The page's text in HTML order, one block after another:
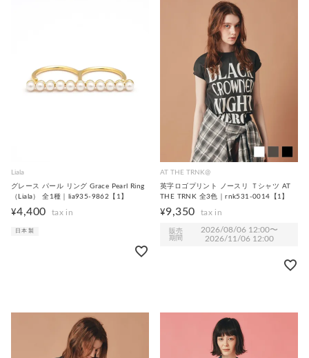
Liala
グレース パール リング Grace Pearl Ring
（Liala） 全1種｜lia935-9862【1】
¥4,400
日本製
AT THE TRNK@
英字ロゴプリント ノースリ Ｔシャツ AT
THE TRNK 全3色｜rnk531-0014【1】
¥9,350
販売
期間
2026/08/06 12:00〜
2026/11/06 12:00